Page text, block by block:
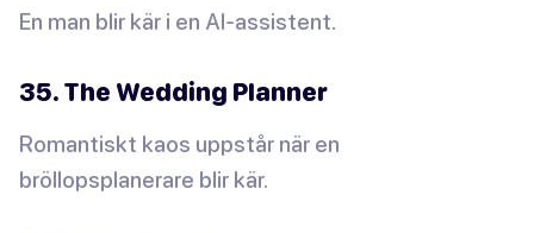
En man blir kär i en AI-assistent.
35. The Wedding Planner
Romantiskt kaos uppstår när en
bröllopsplanerare blir kär.